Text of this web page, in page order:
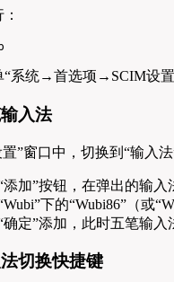
“系统→首选项→SCIM设置
入法
”窗口中，切换到“输入法
添加”按钮，在弹出的输入
下的“Wubi86”（或
确定”添加，此时五笔输入
切换快捷键